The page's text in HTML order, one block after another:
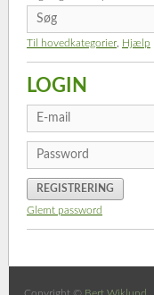
Til hovedkategorier Hjælp
LOGIN
REGISTRERING
Glemt password